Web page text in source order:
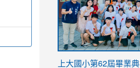
link
上大國小第62屆畢業